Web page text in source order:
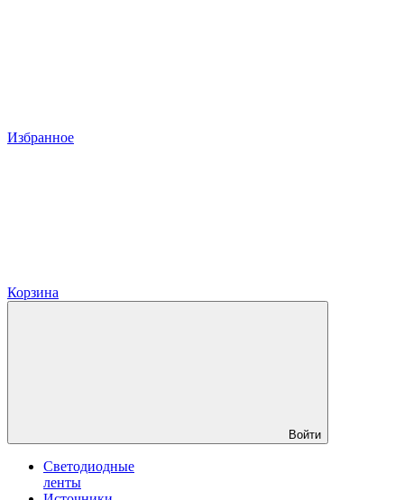
Избранное
Корзина
Войти
Светодиодные
ленты